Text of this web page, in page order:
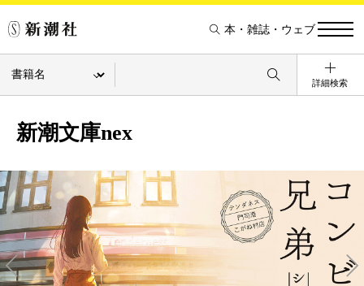
本・雑誌・ウェブ
詳細検索
新潮文庫nex